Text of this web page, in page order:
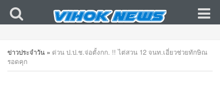
ข่าวประจำวัน » ด่วน ป.ป.ช.จ่อตั้งกก. !! ไต่สวน 12 จนท.เอี่ยวช่วยทักษิณ
รอดคุก